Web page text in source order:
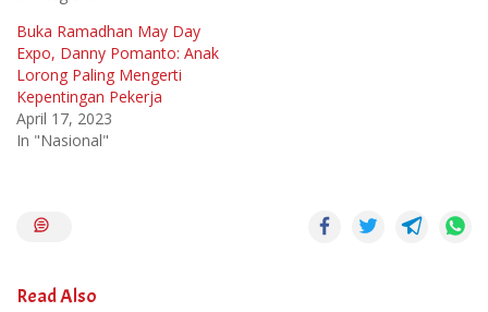
Buka Ramadhan May Day
Expo, Danny Pomanto: Anak
Lorong Paling Mengerti
Kepentingan Pekerja
April 17, 2023
In "Nasional"
Read Also